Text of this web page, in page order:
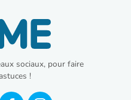
sociaux, pour faire
!